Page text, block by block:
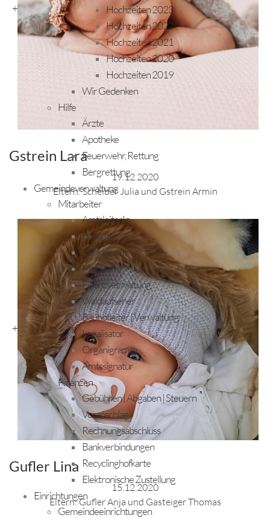
Hochzeiten 2023
Hochzeiten 2022
Hochzeiten 2021
Hochzeiten 2020
Hochzeiten 2019
Wir Gedenken
Hilfe
Ärzte
Apotheke
Feuerwehr, Rettung
Bergrettung
Gemeindeverwaltung
Mitarbeiter
AmtsleiterIn
Bauamt
Standesamt
Meldeamt
Finanzverwaltung
Waldaufseher
Bauhofleiter | Verwaltung
Legalisator
Organigramm
Amtssignatur
Finanzen
Gebühren | Abgaben | Steuern
Voranschlag
Rechnungsabschluss
Bankverbindungen
Recyclinghofkarte
Elektronische Zustellung
Einrichtungen
Gemeindeeinrichtungen
+
Gstrein Lara
19.12.2020
Eltern: Scheiber Julia und Gstrein Armin
+
Gufler Lina
15.12.2020
Eltern: Gufler Anja und Gasteiger Thomas